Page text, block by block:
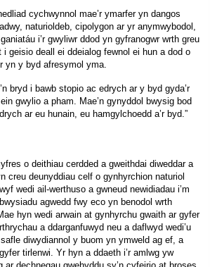
cychwynnol mae’r ymarfer yn dangos
naturioldeb, cipolygon ar yr anymwybodol,
i’r gwyliwr ddod yn gyfranogwr wrth greu
i geisio deall ei ddeialog fewnol ei hun a dod o
yn y byd afresymol yma.
bryd i bawb stopio ac edrych ar y byd gyda’r
gwylio a pham. Mae’n gynyddol bwysig bod
ar eu hunain, eu hamgylchoedd a’r byd.”
o deithiau cerdded a gweithdai diweddar a
creu deunyddiau celf o gynhyrchion naturiol
wedi ail-werthuso a gwneud newidiadau i’m
agwedd fwy eco yn benodol wrth
hyn wedi arwain at gynhyrchu gwaith ar gyfer
a ddarganfuwyd neu a daflwyd wedi’u
diwydiannol y buom yn ymweld ag ef, a
tirlenwi. Yr hyn a ddaeth i’r amlwg yw